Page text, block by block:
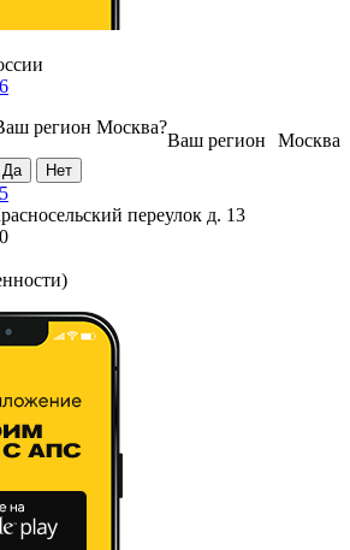
Москва
Ваш регион
регион Москва?
переулок д. 13